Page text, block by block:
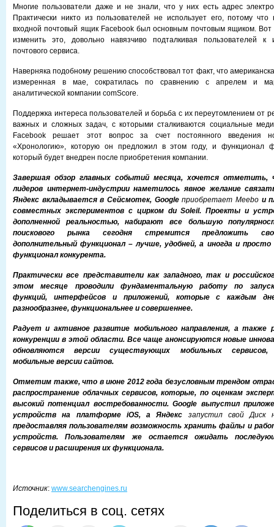
Многие пользователи даже и не знали, что у них есть адрес
Практически никто из пользователей не использует его, потому
входной почтовый ящик Facebook был основным почтовым ящиком.
изменить это, довольно навязчиво подталкивая пользователей к
почтового сервиса.
Наверняка подобному решению способствовал тот факт, что
измеренная в мае, сократилась по сравнению с апрелем и
аналитической компании comScore.
Поддержка интереса пользователей и борьба с их переутомлением от
важных и сложных задач, с которыми сталкиваются социальные
Facebook решает этот вопрос за счет постоянного введения
«Хронологию», которую он предложил в этом году, и функционал
который будет внедрен после приобретения компании.
Завершая обзор главных событий месяца, хочется отметить,
лидеров интернет-индустрии наметилось явное желание
Яндекс вкладывается в Сейсмотек, Googleприобретает Meebo и
совместных экспериментов с цирком du Soleil. Проекты и
дополненной реальностью, набирают все большую
поискового рынка сегодня стремится предложить
дополнительный функционал – лучше, удобней, а иногда и
функционал конкурента.
Практически все представители как западного, так и
этом месяце проводили фундаментальную работу по
функций, интерфейсов и приложений, которые с каждым
разнообразнее, функциональнее и совершеннее.
Радует и активное развитие мобильного направления, а также
конкуренции в этой области. Все чаще анонсируются новые
обновляются версии существующих мобильных сервисов,
мобильные версии сайтов.
Отметим также, что в июне 2012 года безусловным трендом
распространение облачных сервисов, которые, по оценкам
высокий потенциал востребованности. Google выпустил
устройств на платформе iOS, а Яндекс запустил свой Диск
предоставляя пользователям возможность хранить файлы и
устройств. Пользователям же остается ожидать
сервисов и расширения их функционала.
Источник: www.searchengines.ru
Поделиться в соц. сетях